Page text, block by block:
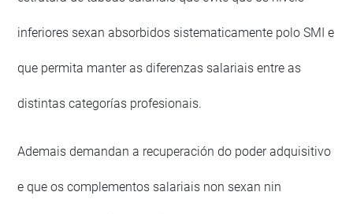
inferiores sexan absorbidos sistematicamente polo SMI e
que permita manter as diferenzas salariais entre as
distintas categorías profesionais.
Ademais demandan a recuperación do poder adquisitivo
e que os complementos salariais non sexan nin